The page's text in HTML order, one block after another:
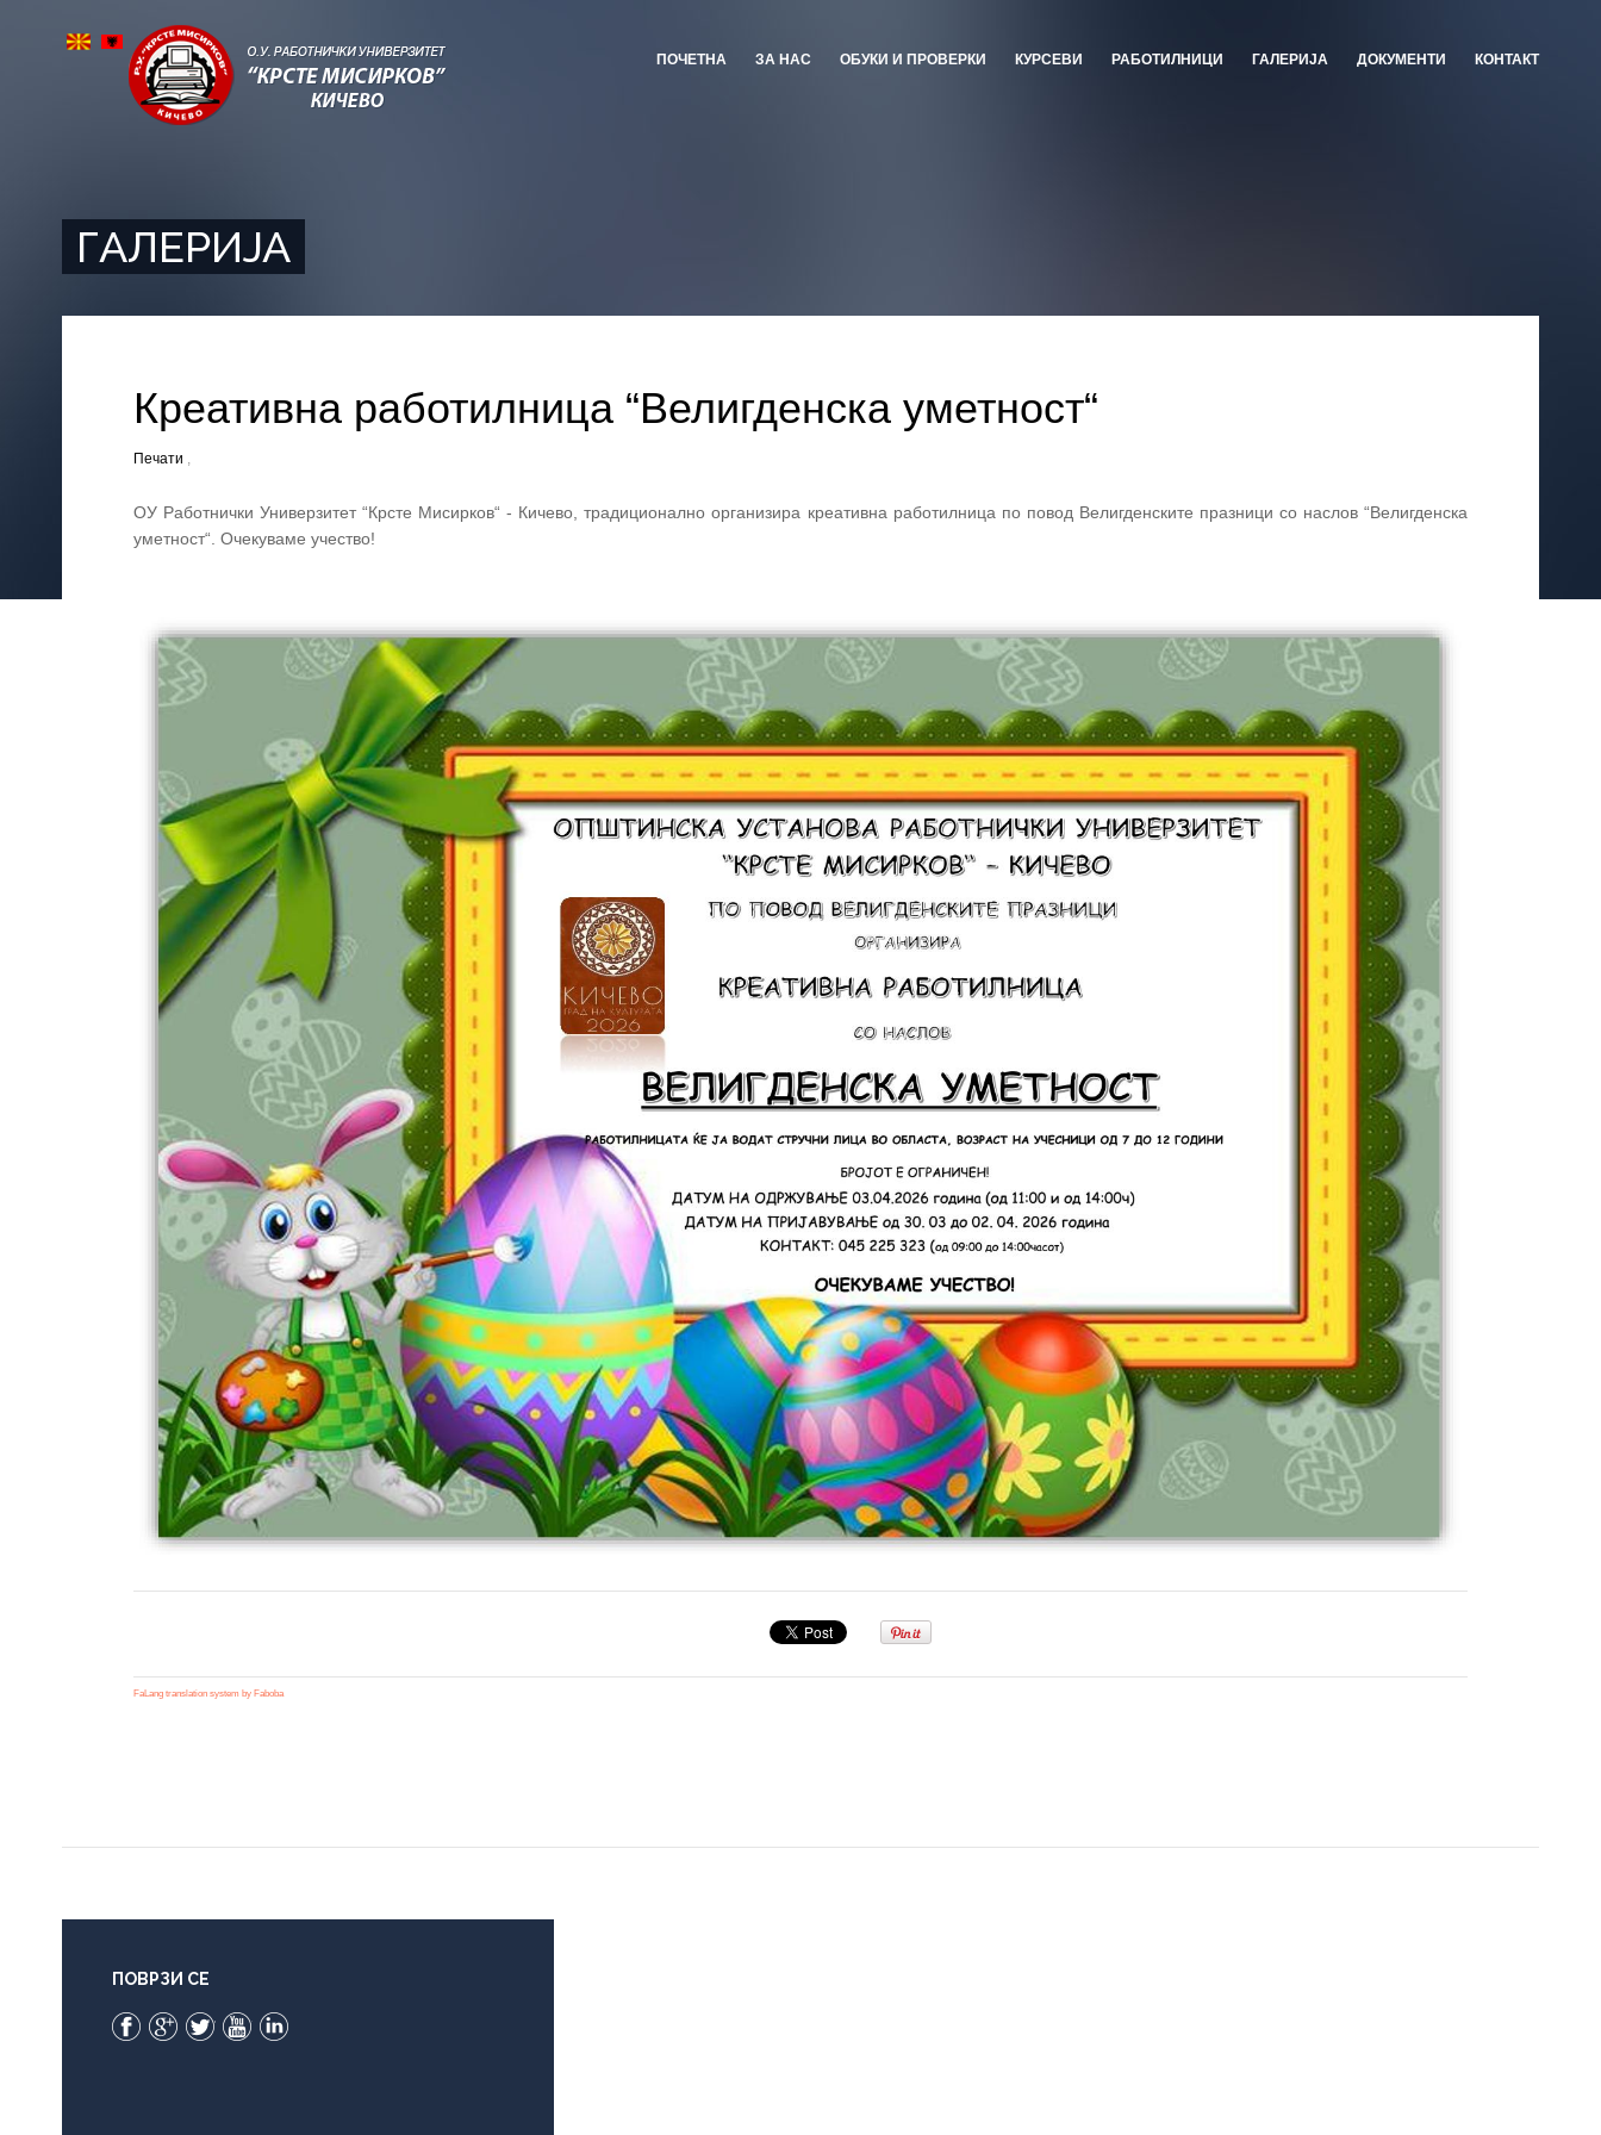
ПОЧЕТНА ЗА НАС ОБУКИ И ПРОВЕРКИ КУРСЕВИ РАБОТИЛНИЦИ ГАЛЕРИЈА ДОКУМЕНТИ КОНТАКТ
ГАЛЕРИЈА
Креативна работилница “Велигденска уметност“
Печати ,
ОУ Работнички Универзитет “Крсте Мисирков“ - Кичево, традиционално организира креативна работилница по повод Велигденските празници со наслов “Велигденска
уметност“. Очекуваме учество!
FaLang translation system by Faboba
ПОВРЗИ СЕ
Facebook
Google+
TwitterYouTube